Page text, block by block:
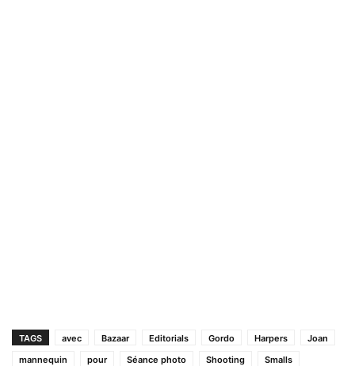
TAGS avec Bazaar Editorials Gordo Harpers
Joan
mannequin
pour Séance photo Shooting
Smalls